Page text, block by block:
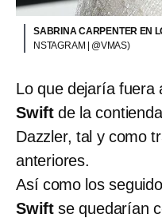
SABRINA CARPENTER EN
NSTAGRAM | @VMAS)
Lo que dejaría fuera
Swift de la
Dazzler, tal y como
anteriores.
Así como los
Swiftse quedarían